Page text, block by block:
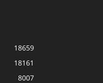
18659
18161
8007